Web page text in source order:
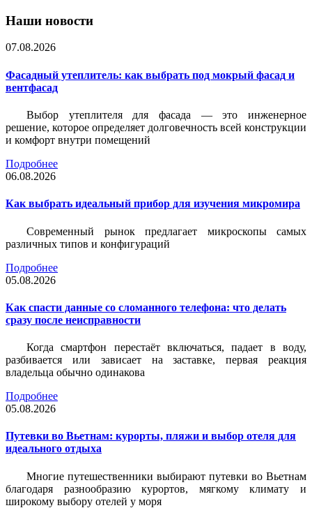
Наши новости
07.08.2026
Фасадный утеплитель: как выбрать под мокрый фасад и
вентфасад
Выбор утеплителя для фасада — это инженерное
решение, которое определяет долговечность всей конструкции
и комфорт внутри помещений
Подробнее
06.08.2026
Как выбрать идеальный прибор для изучения микромира
Современный рынок предлагает микроскопы самых
различных типов и конфигураций
Подробнее
05.08.2026
Как спасти данные со сломанного телефона: что делать
сразу после неисправности
Когда смартфон перестаёт включаться, падает в воду,
разбивается или зависает на заставке, первая реакция
владельца обычно одинакова
Подробнее
05.08.2026
Путевки во Вьетнам: курорты, пляжи и выбор отеля для
идеального отдыха
Многие путешественники выбирают путевки во Вьетнам
благодаря разнообразию курортов, мягкому климату и
широкому выбору отелей у моря